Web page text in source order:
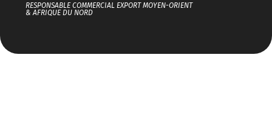
RESPONSABLE COMMERCIAL EXPORT MOYEN-ORIENT
& AFRIQUE DU NORD